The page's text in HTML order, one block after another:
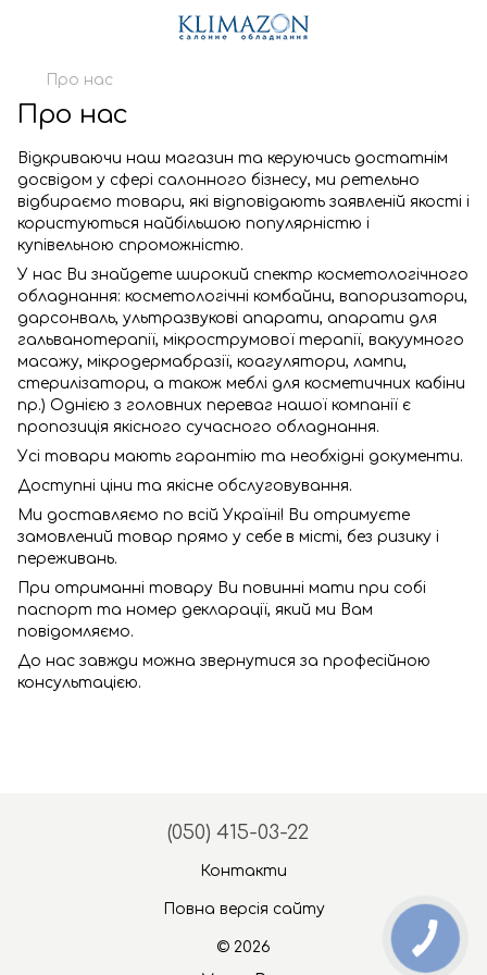
Про нас
Про нас
Відкриваючи наш магазин та керуючись достатнім
досвідом у сфері салонного бізнесу, ми ретельно
відбираємо товари, які відповідають заявленій якості і
користуються найбільшою популярністю і
купівельною спроможністю.
У нас Ви знайдете широкий спектр косметологічного
обладнання: косметологічні комбайни, вапоризатори,
дарсонваль, ультразвукові апарати, апарати для
гальванотерапії, мікрострумової терапії, вакуумного
масажу, мікродермабразії, коагулятори, лампи,
стерилізатори, а також меблі для косметичних кабіни
пр.) Однією з головних переваг нашої компанії є
пропозиція якісного сучасного обладнання.
Усі товари мають гарантію та необхідні документи.
Доступні ціни та якісне обслуговування.
Ми доставляємо по всій Україні! Ви отримуєте
замовлений товар прямо у себе в місті, без ризику і
переживань.
При отриманні товару Ви повинні мати при собі
паспорт та номер декларації, який ми Вам
повідомляємо.
До нас завжди можна звернутися за професійною
консультацією.
(050) 415-03-22
Контакти
Повна версія сайту
© 2026